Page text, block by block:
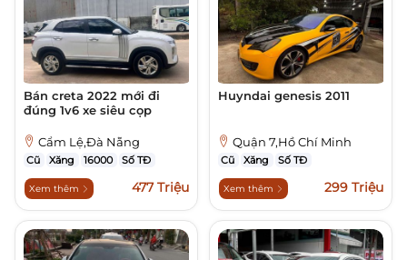
Bán creta 2022 mới đi
đúng 1v6 xe siêu cọp
Cẩm Lệ,Đà Nẵng
Cũ Xăng 16000 Số TĐ
Xem thêm 477 Triệu
Huyndai genesis 2011
Quận 7,Hồ Chí Minh
Cũ Xăng Số TĐ
Xem thêm 299 Triệu